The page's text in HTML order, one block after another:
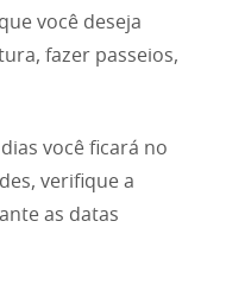
você deseja
fazer passeios,
você ficará no
verifique a
as datas